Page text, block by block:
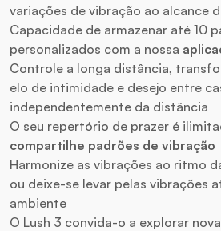
variações de vibração ao alcance
Capacidade de armazenar até 10
personalizados com a nossa
Controle a longa distância,
elo de intimidade e desejo entre
independentemente da distância
O seu repertório de prazer é
compartilhe padrões de vibração
Harmonize as vibrações ao ritmo
ou deixe-se levar pelas vibrações
ambiente
O Lush 3 convida-o a explorar